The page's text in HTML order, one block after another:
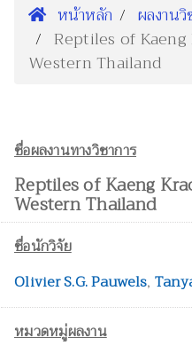
หน้าหลัก
ผลงานวิ
Reptiles of
Western Thailand
ชื่อผลงานทางวิชาการ
Reptiles of Kaeng
Western Thailand
ชื่อนักวิจัย
Olivier S.G. Pauwels,
หมวดหมู่ผลงาน